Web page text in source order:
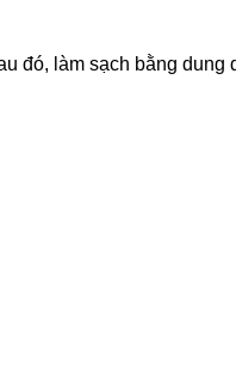
sạch bằng dung